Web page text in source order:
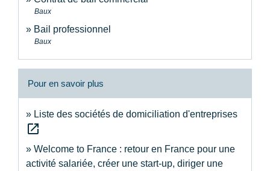
Baux
Bail professionnel
Baux
Pour en savoir plus
Liste des sociétés de domiciliation d'entreprises
open_in_new
Welcome to France : retour en France pour une
activité salariée, créer une start-up, diriger une